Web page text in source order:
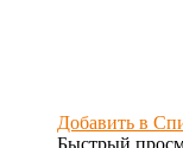
Добавить в
Быстрый